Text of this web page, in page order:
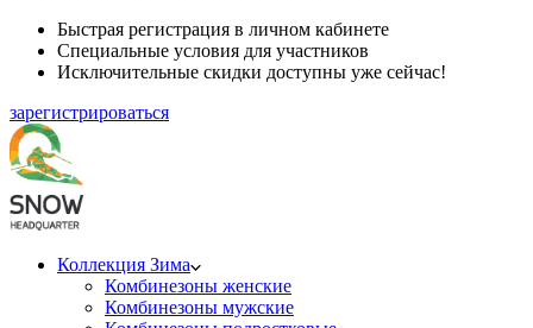
Быстрая регистрация в личном кабинете
Специальные условия для участников
Исключительные скидки доступны уже сейчас!
зарегистрироваться
Коллекция Зима
Комбинезоны женские
Комбинезоны мужские